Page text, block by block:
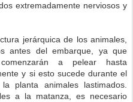
extremadamente nerviosos y
jerárquica de los animales,
antes del embarque, ya que
a pelear hasta
y si esto sucede durante el
planta animales lastimados.
a la matanza, es necesario